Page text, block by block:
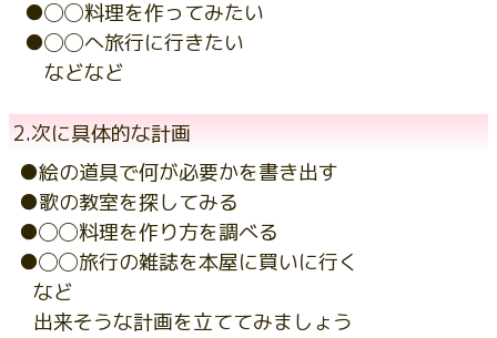
●◯◯料理を作ってみたい
●◯◯へ旅行に行きたい
などなど
2.次に具体的な計画
●絵の道具で何が必要かを書き出す
●歌の教室を探してみる
●◯◯料理を作り方を調べる
●◯◯旅行の雑誌を本屋に買いに行く
など
出来そうな計画を立ててみましょう